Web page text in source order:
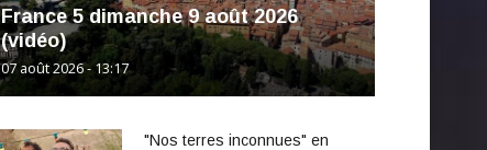
France 5 dimanche 9 août 2026
(vidéo)
07 août 2026 - 13:17
"Nos terres inconnues" en